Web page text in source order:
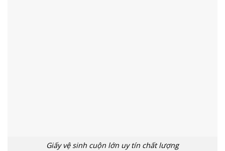
Giấy vệ sinh cuộn lớn uy tín chất lượng